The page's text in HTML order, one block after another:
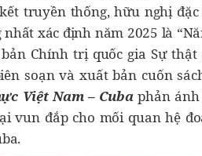
truyền thống, hữu nghị
xác định năm 2025 là
Chính trị quốc gia Sự
soạn và xuất bản cuốn
Việt Nam – Cubaphản
vun đắp cho mối quan hệ